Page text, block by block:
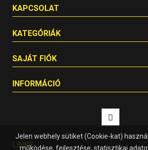
KAPCSOLAT
KATEGÓRIÁK
SAJÁT FIÓK
INFORMÁCIÓ
LINKS
Jelen webhely sütiket (Cookie-kat)
működése, fejlesztése, statisztikai